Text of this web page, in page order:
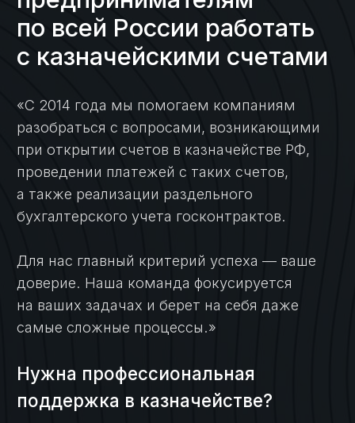
Кейсы по услугам
сопровождения:
Кейс №2
Открытие
казначейского счета
и осуществление
платежей для
компании
процесса
и раздельный учет